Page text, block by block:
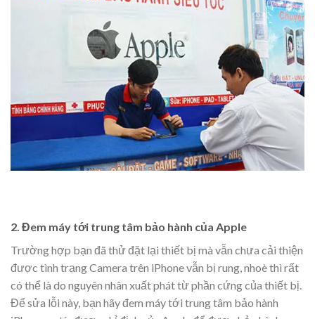
2. Đem máy tới trung tâm bảo hành của Apple
Trường hợp bạn đã thử đặt lại thiết bị mà vẫn chưa cải thiện
được tình trạng Camera trên iPhone vẫn bị rung, nhoè thì rất
có thể là do nguyên nhân xuất phát từ phần cứng của thiết bị.
Để sửa lỗi này, bạn hãy đem máy tới trung tâm bảo hành